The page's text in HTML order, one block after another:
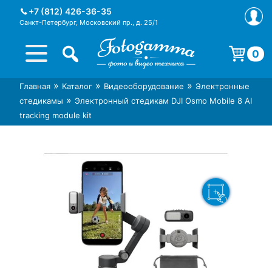
+7 (812) 426-36-35
Санкт-Петербург, Московский пр., д. 25/1
Интернет-магазин фототехники
Foto-Gamma в СПб
Магазин фотоаксессуаров foto-
gamma.ru
0
Корзина пуста.
Главная » Каталог » Видеооборудование » Электронные
стедикамы » Электронный стедикам DJI Osmo Mobile 8 AI
tracking module kit